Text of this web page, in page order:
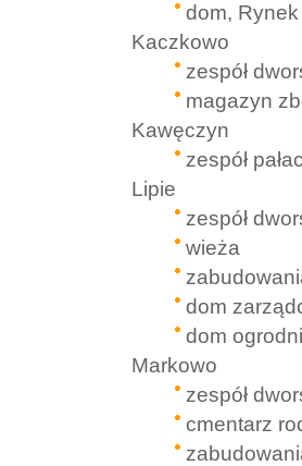
dom,
Kaczkowo
zespół
magazyn
Kawęczyn
zespół
Lipie
zespół
wieża
dom
dom
Markowo
zespół
cmentarz